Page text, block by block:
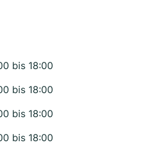
bis 18:00
bis 18:00
bis 18:00
bis 18:00